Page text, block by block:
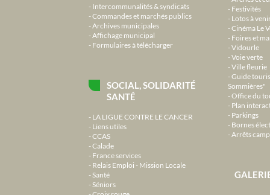
Intercommunalités & syndicats
Commandes et marchés publics
Archives municipales
Affichage municipal
Formulaires à télécharger
SOCIAL, SOLIDARITÉ
SANTÉ
LA LIGUE CONTRE LE CANCER
Liens utiles
CCAS
Calade
France services
Relais Emploi - Mission Locale
Santé
Séniors
Festivités
Lotos à
Cinéma Le
Foires et
Vidourle
Voie verte
Ville fleurie
Guide
Sommières"
Office du
Plan
Parkings
Bornes
Arrêts